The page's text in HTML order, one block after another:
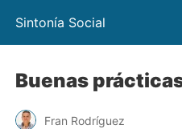
Sintonía Social
Buenas
Fran Rodríguez